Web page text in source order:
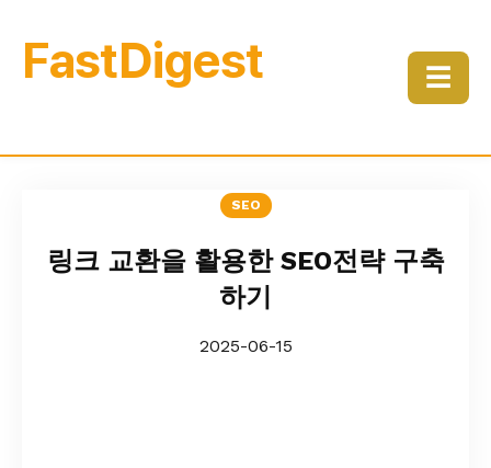
FastDigest ☰
SEO
링크 교환을 활용한 SEO전략 구축
하기
2025-06-15